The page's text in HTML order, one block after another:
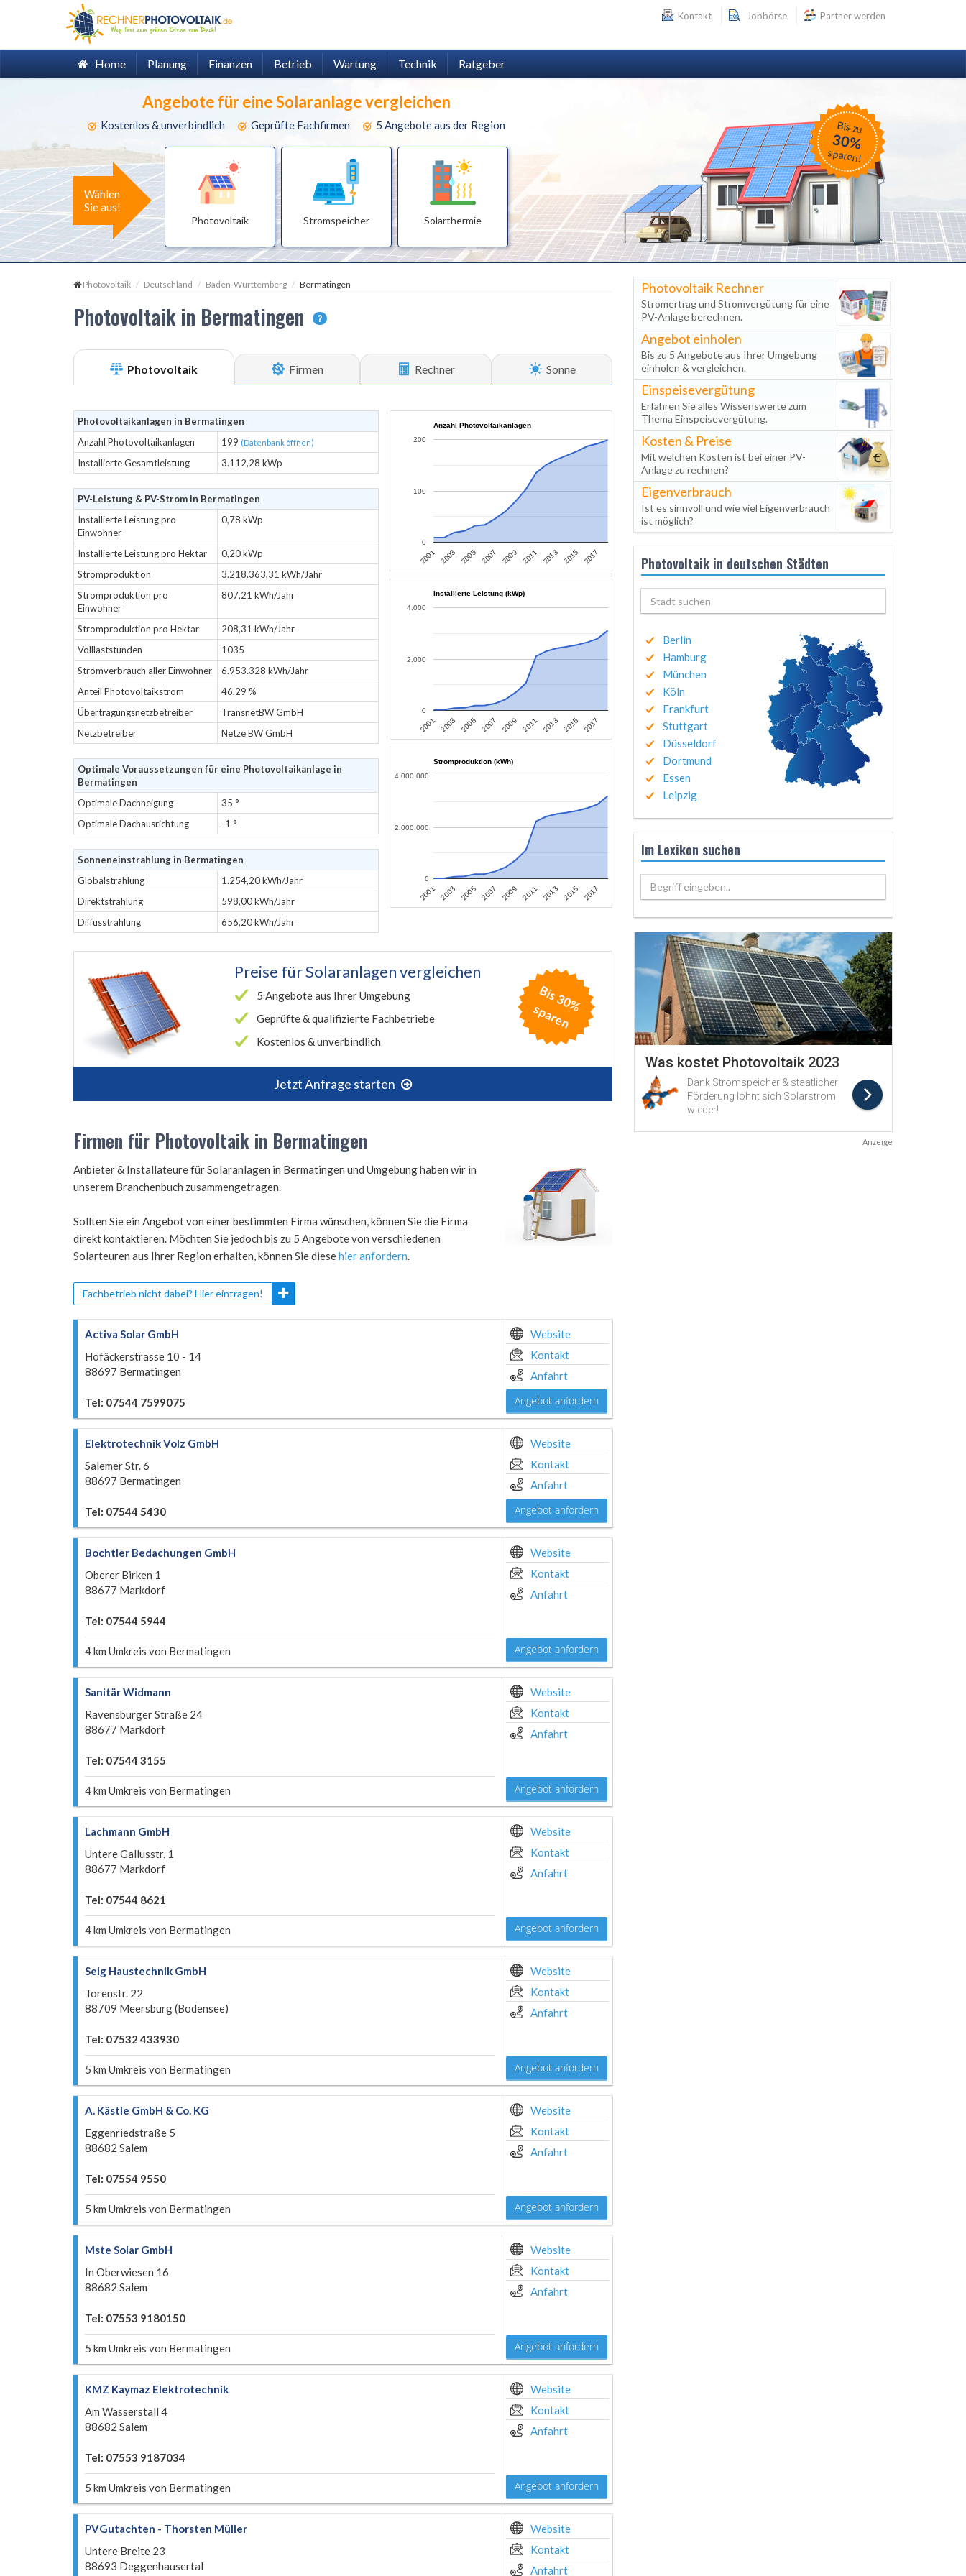
Kontakt Jobbörse Partner werden
Home Planung Finanzen Betrieb Wartung Technik Ratgeber
Angebote für eine Solaranlage vergleichen
Kostenlos & unverbindlich Geprüfte Fachfirmen 5 Angebote aus der Region
Wählen
Sie aus!
Photovoltaik Stromspeicher Solarthermie
Bis zu
30%
sparen!
Photovoltaik Deutschland Baden-Württemberg Bermatingen
Photovoltaik in Bermatingen ?
Photovoltaik Firmen Rechner Sonne
Photovoltaikanlagen in Bermatingen
Anzahl Photovoltaikanlagen
199 (Datenbank öffnen)
Installierte Gesamtleistung 3.112,28 kWp
PV-Leistung & PV-Strom in Bermatingen
Installierte Leistung pro
Einwohner
0,78 kWp
Installierte Leistung pro Hektar
0,20 kWp
Stromproduktion
3.218.363,31 kWh/Jahr
Stromproduktion pro
Einwohner
807,21 kWh/Jahr
Stromproduktion pro Hektar
208,31 kWh/Jahr
Volllaststunden
1035
Stromverbrauch aller Einwohner
6.953.328 kWh/Jahr
Anteil Photovoltaikstrom
46,29 %
Übertragungsnetzbetreiber
TransnetBW GmbH
Netzbetreiber
Netze BW GmbH
Optimale Voraussetzungen für eine Photovoltaikanlage in
Bermatingen
Optimale Dachneigung
35 °
Optimale Dachausrichtung
-1 °
Sonneneinstrahlung in Bermatingen
Globalstrahlung
1.254,20 kWh/Jahr
Direktstrahlung
598,00 kWh/Jahr
Diffusstrahlung
656,20 kWh/Jahr
Anzahl Photovoltaikanlagen
2001 2003 2005 2007 2009 2011 2013 2015 2017
0
100
200
Installierte Leistung (kWp)
2001 2003 2005 2007 2009 2011 2013 2015 2017
0
2.000
4.000
Stromproduktion (kWh)
2001 2003 2005 2007 2009 2011 2013 2015 2017
0
2.000.000
4.000.000
Preise fürSolaranlagen vergleichen
5 Angebote aus Ihrer Umgebung
Geprüfte & qualifizierte Fachbetriebe
Kostenlos & unverbindlich
Jetzt Anfrage starten
B
is
3
0
%
s
p
a
r
e
n
Firmen für Photovoltaik in Bermatingen
Anbieter & Installateure für Solaranlagen in Bermatingen und Umgebung haben wir in
unserem Branchenbuch zusammengetragen.
Sollten Sie ein Angebot von einer bestimmten Firma wünschen, können Sie die Firma
direkt kontaktieren. Möchten Sie jedoch bis zu 5 Angebote von verschiedenen
Solarteuren aus Ihrer Region erhalten, können Sie diesehier anfordern.
Fachbetrieb nicht dabei? Hier eintragen!
Activa Solar GmbH
Hofäckerstrasse 10 - 14
88697 Bermatingen
Tel: 07544 7599075
Website
Kontakt
Anfahrt
Angebot anfordern
Elektrotechnik Volz GmbH
Salemer Str. 6
88697 Bermatingen
Tel: 07544 5430
Website
Kontakt
Anfahrt
Angebot anfordern
Bochtler Bedachungen GmbH
Oberer Birken 1
88677 Markdorf
Tel: 07544 5944
4 km Umkreis von Bermatingen
Website
Kontakt
Anfahrt
Angebot anfordern
Sanitär Widmann
Ravensburger Straße 24
88677 Markdorf
Tel: 07544 3155
4 km Umkreis von Bermatingen
Website
Kontakt
Anfahrt
Angebot anfordern
Lachmann GmbH
Untere Gallusstr. 1
88677 Markdorf
Tel: 07544 8621
4 km Umkreis von Bermatingen
Website
Kontakt
Anfahrt
Angebot anfordern
Selg Haustechnik GmbH
Torenstr. 22
88709 Meersburg (Bodensee)
Tel: 07532 433930
5 km Umkreis von Bermatingen
Website
Kontakt
Anfahrt
Angebot anfordern
A. Kästle GmbH & Co. KG
Eggenriedstraße 5
88682 Salem
Tel: 07554 9550
5 km Umkreis von Bermatingen
Website
Kontakt
Anfahrt
Angebot anfordern
Mste Solar GmbH
In Oberwiesen 16
88682 Salem
Tel: 07553 9180150
5 km Umkreis von Bermatingen
Website
Kontakt
Anfahrt
Angebot anfordern
KMZ Kaymaz Elektrotechnik
Am Wasserstall 4
88682 Salem
Tel: 07553 9187034
5 km Umkreis von Bermatingen
Website
Kontakt
Anfahrt
Angebot anfordern
PVGutachten - Thorsten Müller
Untere Breite 23
88693 Deggenhausertal
Website
Kontakt
Anfahrt
Photovoltaik Rechner
Stromertrag und Stromvergütung für eine
PV-Anlage berechnen.
Angebot einholen
Bis zu 5 Angebote aus Ihrer Umgebung
einholen & vergleichen.
Einspeisevergütung
Erfahren Sie alles Wissenswerte zum
Thema Einspeisevergütung.
Kosten & Preise
Mit welchen Kosten ist bei einer PV-
Anlage zu rechnen?
Eigenverbrauch
Ist es sinnvoll und wie viel Eigenverbrauch
ist möglich?
Photovoltaik in deutschen Städten
Berlin
Hamburg
München
Köln
Frankfurt
Stuttgart
Düsseldorf
Dortmund
Essen
Leipzig
Im Lexikon suchen
Begriff eingeben..
Anzeige